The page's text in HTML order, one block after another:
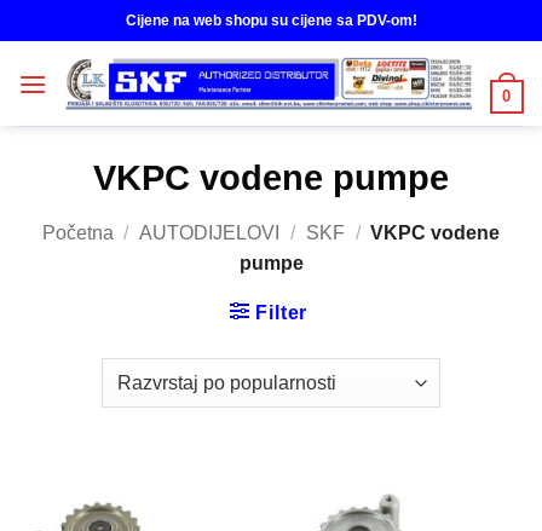
to
content
Cijene na web shopu su cijene sa PDV-om!
0
VKPC vodene pumpe
Početna / AUTODIJELOVI / SKF / VKPC vodene
pumpe
Filter